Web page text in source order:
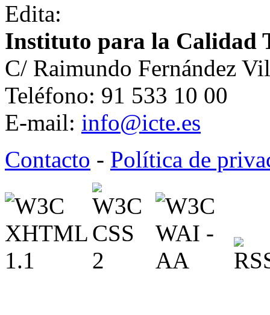
Edita:
Instituto para la Calidad
C/ Raimundo Fernández
Teléfono: 91 533 10 00
E-mail: info@icte.es
Contacto - Política de